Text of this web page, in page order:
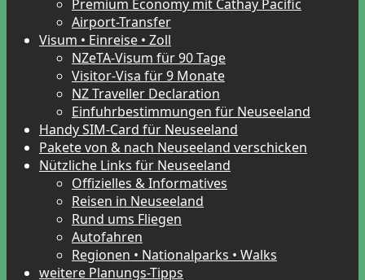
Premium Economy mit Cathay Pacific
Airport-Transfer
Visum • Einreise • Zoll
NZeTA-Visum für 90 Tage
Visitor-Visa für 9 Monate
NZ Traveller Declaration
Einfuhrbestimmungen für Neuseeland
Handy SIM-Card für Neuseeland
Pakete von & nach Neuseeland verschicken
Nützliche Links für Neuseeland
Offizielles & Informatives
Reisen in Neuseeland
Rund ums Fliegen
Autofahren
Regionen • Nationalparks • Walks
weitere Planungs-Tipps